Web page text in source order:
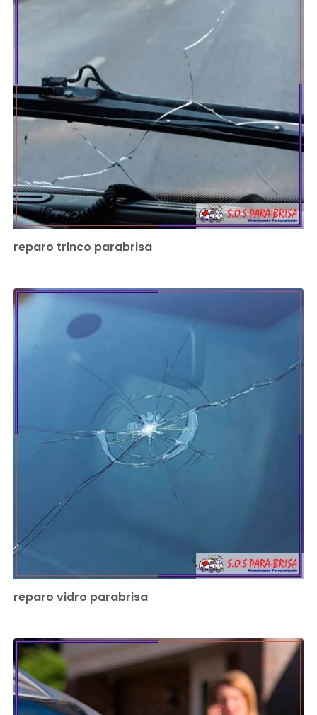
reparo trinco parabrisa
reparo vidro parabrisa